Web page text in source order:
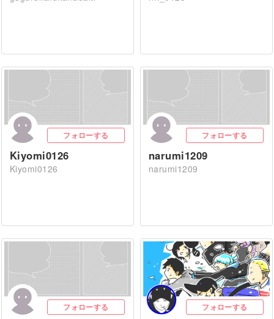
フォローする
Kiyomi0126
Kiyomi0126
フォローする
narumi1209
narumi1209
フォローする フォローする